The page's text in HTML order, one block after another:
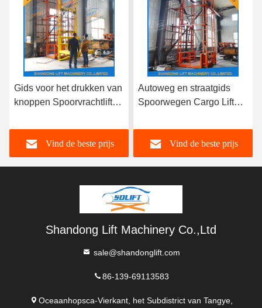
Gids voor het drukken van
knoppen Spoorvrachtlift
Fabrieken Autowegen en
straten
Vind de beste prijs
Autoweg en straatgids
Spoorwegen Cargo Lift
stroomvoorziening
Gemakkelijk te bedienen
Veiligheid Gemak
Vind de beste prijs
Shandong Lift Machinery Co.,Ltd
sale@shandonglift.com
86-139-69113583
Oceaanhopsca-Vierkant, het Subdistrict van Tangye,